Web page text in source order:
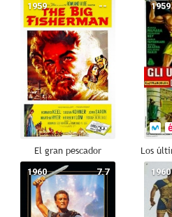
--
1959
El gran pescador
1959
7.7
1960 1960